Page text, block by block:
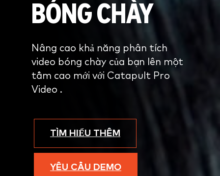
BÓNG CHÀY
Nâng cao khả năng phân tích
video bóng chày của bạn lên một
tầm cao mới với Catapult Pro
Video .
TÌM HIỂU THÊM
YÊU CẦU DEMO